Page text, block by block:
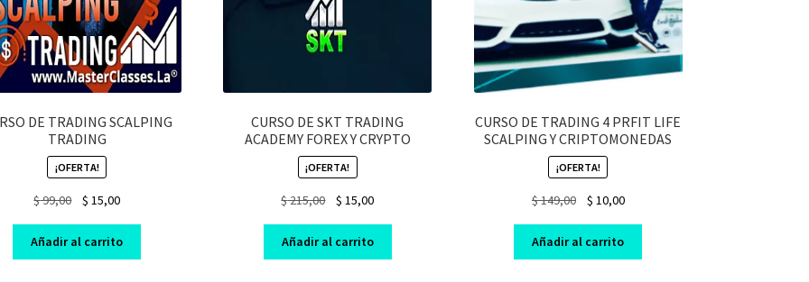
DE TRADING SCALPING
TRADING
¡OFERTA!
$99,00
Original
was:
$ 99,00.
$ 15,00Current
is:
$ 15,00.
Añadir al carrito
CURSO DE SKT TRADING
ACADEMY FOREX Y CRYPTO
¡OFERTA!
$215,00
Original
was:
$ 215,00.
$ 15,00Current
is:
$ 15,00.
Añadir al carrito
CURSO DE TRADING 4 PRFIT LIFE
SCALPING Y CRIPTOMONEDAS
¡OFERTA!
$149,00
Original
was:
$ 149,00.
$ 10,00Current
is:
$ 10,00.
Añadir al carrito